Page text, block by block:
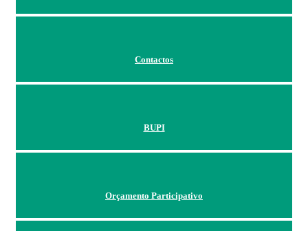
Contactos
BUPI
Orçamento Participativo